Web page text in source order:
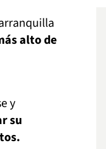
alto de
y
su